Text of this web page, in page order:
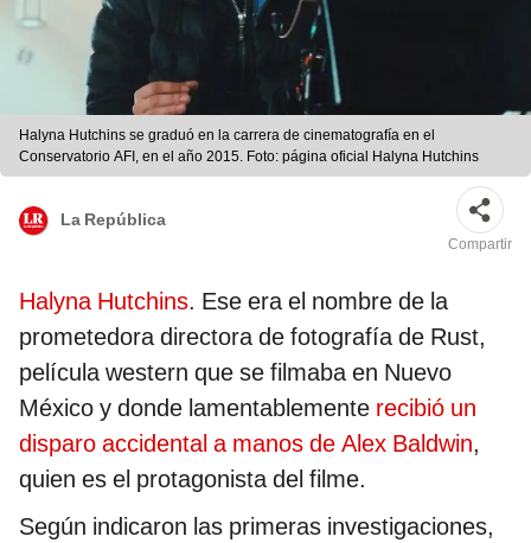
Halyna Hutchins se graduó en la carrera de cinematografía en el
Conservatorio AFI, en el año 2015. Foto: página oficial Halyna Hutchins
La República
Compartir
Halyna Hutchins. Ese era el nombre de la
prometedora directora de fotografía de Rust,
película western que se filmaba en Nuevo
México y donde lamentablemente recibió un
disparo accidental a manos de Alex Baldwin,
quien es el protagonista del filme.
Según indicaron las primeras investigaciones,